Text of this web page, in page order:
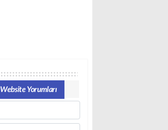
Website Yorumları